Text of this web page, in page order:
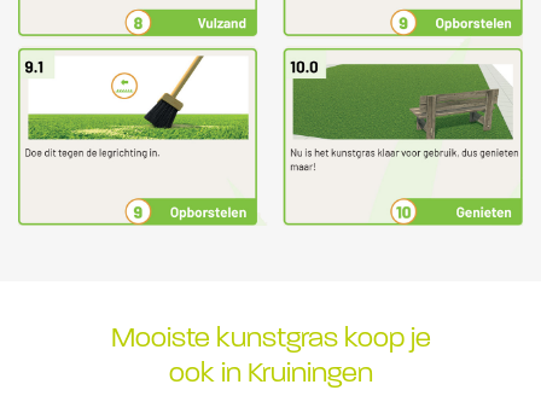
Mooiste kunstgras koop je
ook in Kruiningen